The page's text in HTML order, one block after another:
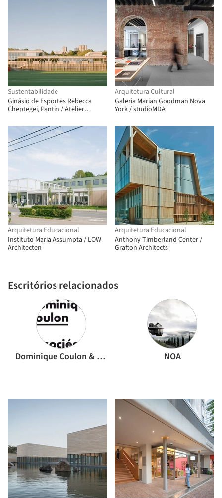
Sustentabilidade
Ginásio de Esportes Rebecca
Cheptegei, Pantin / Atelier
Arquitetura Cultural
Galeria Marian Goodman Nova
York / studioMDA
Arquitetura Educacional
Instituto Maria Assumpta / LOW
Architecten
Escritórios relacionados
Dominique Coulon & associés NOA
Arquitetura Educacional
Anthony Timberland Center /
Grafton Architects